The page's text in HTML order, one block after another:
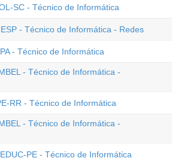
SC - Técnico de Informática
- Técnico de Informática - Redes
- Técnico de Informática
- Técnico de Informática -
RR - Técnico de Informática
- Técnico de Informática -
PE - Técnico de Informática